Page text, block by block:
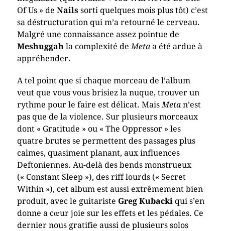
Of Us » de Nails sorti quelques mois plus tôt) c’est
sa déstructuration qui m’a retourné le cerveau.
Malgré une connaissance assez pointue de
Meshuggah la complexité deMeta a été ardue à
appréhender.
A tel point que si chaque morceau de l’album
veut que vous vous brisiez la nuque, trouver un
rythme pour le faire est délicat. MaisMeta n’est
pas que de la violence. Sur plusieurs morceaux
dont « Gratitude » ou « The Oppressor » les
quatre brutes se permettent des passages plus
calmes, quasiment planant, aux influences
Deftoniennes. Au-delà des bends monstrueux
(« Constant Sleep »), des riff lourds (« Secret
Within »), cet album est aussi extrêmement bien
produit, avec le guitariste Greg Kubackiqui s’en
donne a cœur joie sur les effets et les pédales. Ce
dernier nous gratifie aussi de plusieurs solos